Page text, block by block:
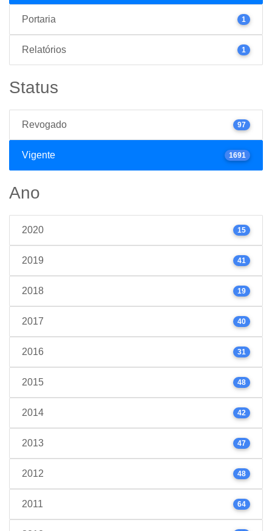
Portaria 1
Relatórios 1
Status
Revogado 97
Vigente 1691
Ano
2020 15
2019 41
2018 19
2017 40
2016 31
2015 48
2014 42
2013 47
2012 48
2011 64